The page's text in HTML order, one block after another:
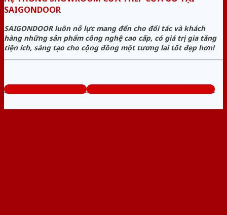
SAIGONDOOR
SAIGONDOOR luôn nỗ lực mang đến cho đối tác và khách
hàng những sản phẩm công nghệ cao cấp, có giá trị gia tăng
tiện ích, sáng tạo cho cộng đồng một tương lai tốt đẹp hơn!
www.cuathepcuago.com Tổng đài tư vấn miễn phí: 0824.400.400